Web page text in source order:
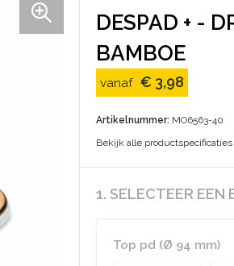
DESPAD + -
BAMBOE
vanaf € 3,98
Artikelnummer: MO6563-40
Bekijk alle productspecificaties
1. SELECTEER EEN
Top pd (Ø 94 mm)